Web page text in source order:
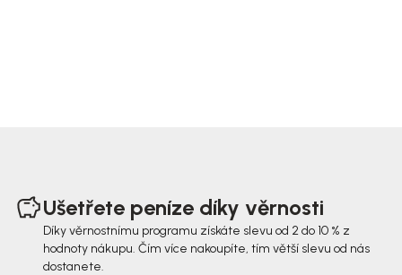
Ušetřete peníze díky věrnosti
Díky věrnostnímu programu získáte slevu od 2 do 10 % z
hodnoty nákupu. Čím více nakoupíte, tím větší slevu od nás
dostanete.